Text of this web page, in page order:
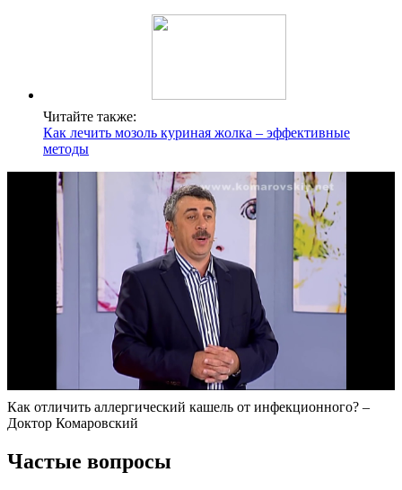
Читайте также:
Как лечить мозоль куриная жолка – эффективные
методы
Как отличить аллергический кашель от инфекционного? –
Доктор Комаровский
Частые вопросы